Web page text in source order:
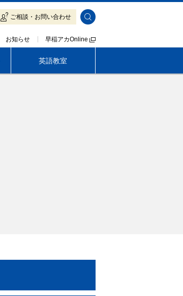
ご相談・お問い合わせ
お知らせ 早稲アカOnline
英語教室